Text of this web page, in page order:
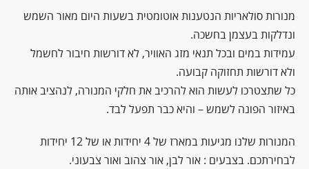
מנורות סולאריות הנטענות אוטומטית בשעות היום מאור השמש
ונדלקות בעצמן בחשכה.
עמידות במים ובכל תנאי מזג האוויר, לא דורשות חיבור לחשמל
ולא דורשות תחזוקה קבועה.
כל שתצטרכו לעשות הוא להרכיב את חלקי המנורה, לנהציב אותה
באיזור הפונה לשמש – והיא כבר תפעל לבד.
המנורות שלנו מגיעות במארז של 4 יחידות או של 12 יחידות
לבחירתכם. בצבעים : אור לבן, אור צהוב ואור צבעוני.